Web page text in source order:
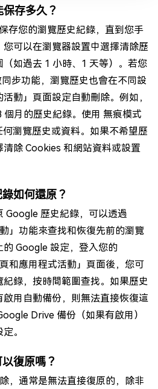
存多久？
存您的瀏覽歷史紀錄，直到您手
可以在瀏覽器設置中選擇清除歷
如過去 1 小時、1 天等）。若您
步功能，瀏覽歷史也會在不同設
動」頁面設定自動刪除。例如，
月的歷史紀錄。使用 無痕模式
瀏覽歷史或資料。如果不希望歷
除 Cookies 和網站資料或設置
如何還原？
Google 歷史紀錄，可以透過
」功能來查找和恢復先前的瀏覽
Google 設定，登入您的
和應用程式活動」頁面後，您可
錄，按時間範圍查找。如果歷史
用自動備份，則無法直接恢復這
Drive 備份（如果有啟用）
。
復原嗎？
，通常是無法直接復原的，除非